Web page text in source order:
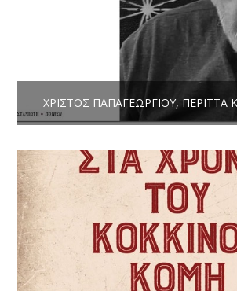
ΧΡΊΣΤΟΣ ΠΑΠΑΓΕΩΡΓΊΟΥ, ΠΕΡΙΤΤΆ